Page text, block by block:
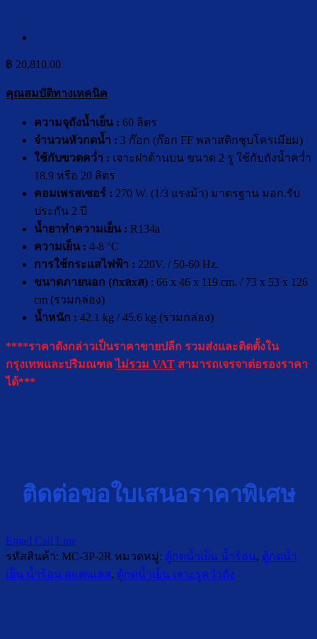
฿ 20,810.00
คุณสมบัติทางเทคนิค
ความจุถังน้ำเย็น : 60 ลิตร
จำนวนหัวกดน้ำ : 3 ก๊อก (ก๊อก FF พลาสติกชุบโครเมียม)
ใช้กับขวดคว่ำ : เจาะฝาด้านบน ขนาด 2 รู ใช้กับถังน้ำคว่ำ
18.9 หรือ 20 ลิตร
คอมเพรสเซอร์ : 270 W. (1/3 แรงม้า) มาตรฐาน มอก.รับ
ประกัน 2 ปี
น้ำยาทำความเย็น : R134a
ความเย็น : 4-8 °C
การใช้กระแสไฟฟ้า : 220V. / 50-60 Hz.
ขนาดภายนอก (กxลxส) : 66 x 46 x 119 cm. / 73 x 53 x 126
cm (รวมกล่อง)
น้ำหนัก : 42.1 kg / 45.6 kg (รวมกล่อง)
****ราคาดังกล่าวเป็นราคาขายปลีก รวมส่งและติดตั้งใน
กรุงเทพและปริมณฑลไม่รวม VAT สามารถเจรจาต่อรองราคา
ได้***
ติดต่อขอใบเสนอราคาพิเศษ
Email Call Line
รหัสสินค้า: MC-3P-2R หมวดหมู่: ตู้กดน้ำเย็น น้ำร้อน, ตู้กดน้ำ
เย็น น้ำร้อน สแตนเลส, ตู้กดน้ำเย็น เจาะรูคว่ำถัง